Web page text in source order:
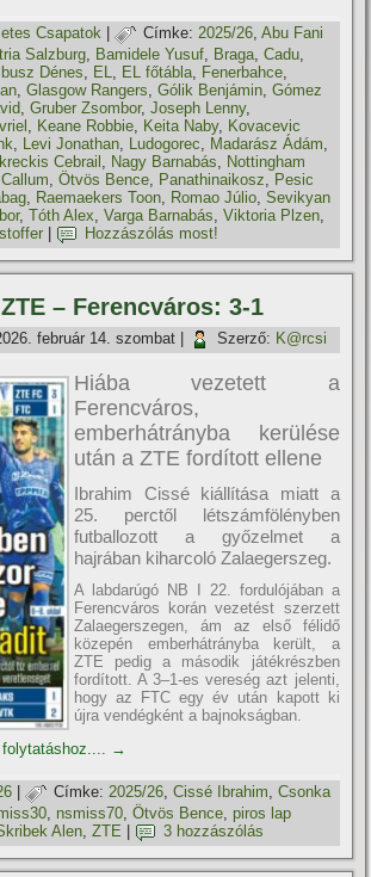
Csapatok | Címke: 2025/26,Abu Fani
Salzburg, Bamidele Yusuf, Braga,Cadu,
Dénes, EL, EL főtábla, Fenerbahce,
,Glasgow Rangers,Gólik Benjámin,Gómez
,Gruber Zsombor,Joseph Lenny,
, Keane Robbie, Keita Naby, Kovacevic
, Levi Jonathan, Ludogorec, Madarász Ádám,
Cebrail , Nagy Barnabás, Nottingham
,Ötvös Bence, Panathinaikosz, Pesic
, Raemaekers Toon, Romao Júlio,Sevikyan
,Tóth Alex,Varga Barnabás,Viktoria Plzen,
Hozzászólás most!
– Ferencváros: 3-1
február 14. szombat Szerző: K@rcsi
Hiába vezetett a
Ferencváros,
emberhátrányba kerülése
után a ZTE fordított ellene
Ibrahim Cissé kiállítása miatt a
25. perctől létszámfölényben
futballozott a győzelmet a
hajrában kiharcoló Zalaegerszeg.
A labdarúgó NB I 22. fordulójában a
Ferencváros korán vezetést szerzett
Zalaegerszegen, ám az első félidő
közepén emberhátrányba került, a
ZTE pedig a második játékrészben
fordított. A 3–1-es vereség azt jelenti,
hogy az FTC egy év után kapott ki
újra vendégként a bajnokságban.
→
| Címke: 2025/26,Cissé Ibrahim,Csonka
, nsmiss70,Ötvös Bence,piros lap
Alen,ZTE 3 hozzászólás